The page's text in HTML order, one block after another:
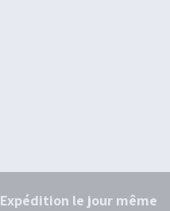
Expédition le jour même